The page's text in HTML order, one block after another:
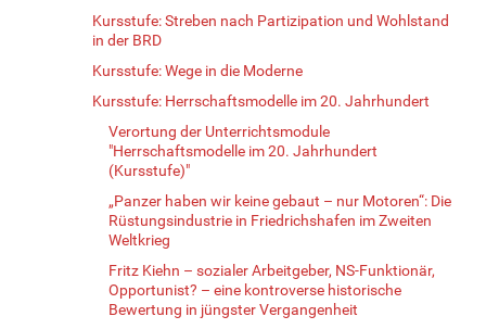
Kursstufe: Streben nach Partizipation und Wohlstand
in der BRD
Kursstufe: Wege in die Moderne
Kursstufe: Herrschaftsmodelle im 20. Jahrhundert
Verortung der Unterrichtsmodule
"Herrschaftsmodelle im 20. Jahrhundert
(Kursstufe)"
„Panzer haben wir keine gebaut – nur Motoren“: Die
Rüstungsindustrie in Friedrichshafen im Zweiten
Weltkrieg
Fritz Kiehn – sozialer Arbeitgeber, NS-Funktionär,
Opportunist? – eine kontroverse historische
Bewertung in jüngster Vergangenheit